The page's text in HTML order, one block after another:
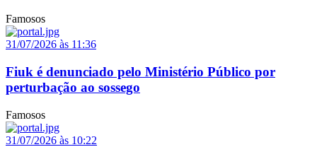
Famosos
31/07/2026 às 11:36
Fiuk é denunciado pelo Ministério Público por
perturbação ao sossego
Famosos
31/07/2026 às 10:22